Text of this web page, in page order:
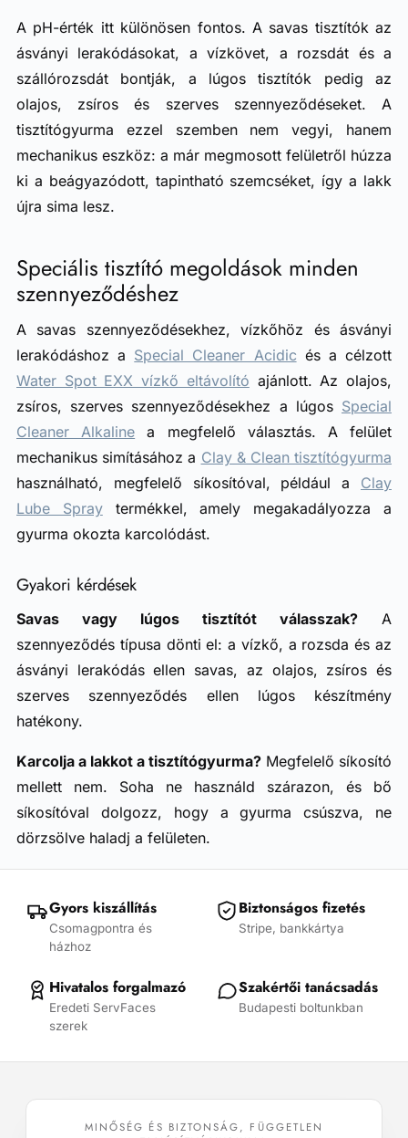
A pH-érték itt különösen fontos. A savas tisztítók az
ásványi lerakódásokat, a vízkövet, a rozsdát és a
szállórozsdát bontják, a lúgos tisztítók pedig az
olajos, zsíros és szerves szennyeződéseket. A
tisztítógyurma ezzel szemben nem vegyi, hanem
mechanikus eszköz: a már megmosott felületről húzza
ki a beágyazódott, tapintható szemcséket, így a lakk
újra sima lesz.
Speciális tisztító megoldások minden
szennyeződéshez
A savas szennyeződésekhez, vízkőhöz és ásványi
lerakódáshoz a Special Cleaner Acidic és a célzott
Water Spot EXX vízkő eltávolító ajánlott. Az olajos,
zsíros, szerves szennyeződésekhez a lúgos Special
Cleaner Alkaline a megfelelő választás. A felület
mechanikus simításához a Clay & Clean tisztítógyurma
használható, megfelelő síkosítóval, például a Clay
Lube Spraytermékkel, amely megakadályozza a
gyurma okozta karcolódást.
Gyakori kérdések
Savas vagy lúgos tisztítót válasszak? A
szennyeződés típusa dönti el: a vízkő, a rozsda és az
ásványi lerakódás ellen savas, az olajos, zsíros és
szerves szennyeződés ellen lúgos készítmény
hatékony.
Karcolja a lakkot a tisztítógyurma? Megfelelő síkosító
mellett nem. Soha ne használd szárazon, és bő
síkosítóval dolgozz, hogy a gyurma csúszva, ne
dörzsölve haladj a felületen.
Gyors kiszállítás
Csomagpontra és
házhoz
Biztonságos fizetés
Stripe, bankkártya
Hivatalos forgalmazó
Eredeti ServFaces
szerek
Szakértői tanácsadás
Budapesti boltunkban
MINŐSÉG ÉS BIZTONSÁG, FÜGGETLEN